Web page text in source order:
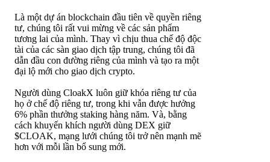
Là một dự án blockchain đầu tiên về quyền riêng
tư, chúng tôi rất vui mừng về các sản phẩm
tương lai của mình. Thay vì chịu thua chế độ độc
tài của các sàn giao dịch tập trung, chúng tôi đã
dẫn đầu con đường riêng của mình và tạo ra một
đại lộ mới cho giao dịch crypto.
Người dùng CloakX luôn giữ khóa riêng tư của
họ ở chế độ riêng tư, trong khi vẫn được hưởng
6% phần thưởng staking hàng năm. Và, bằng
cách khuyến khích người dùng DEX giữ
$CLOAK, mạng lưới chúng tôi trở nên mạnh mẽ
hơn với mỗi lần bổ sung mới.